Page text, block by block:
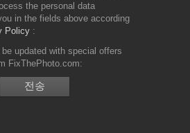
the personal data
in the fields above according
Policy
be updated with special offers
FixThePhoto.com